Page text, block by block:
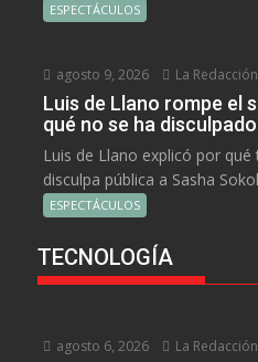
ESPECTÁCULOS
agosto 9, 2026 La Redacción
Luis de Llano rompe el
qué no se ha
Luis de Llano explicó por
disculpa pública a Sasha
ESPECTÁCULOS
TECNOLOGÍA
agosto 6, 2026 La Redacción